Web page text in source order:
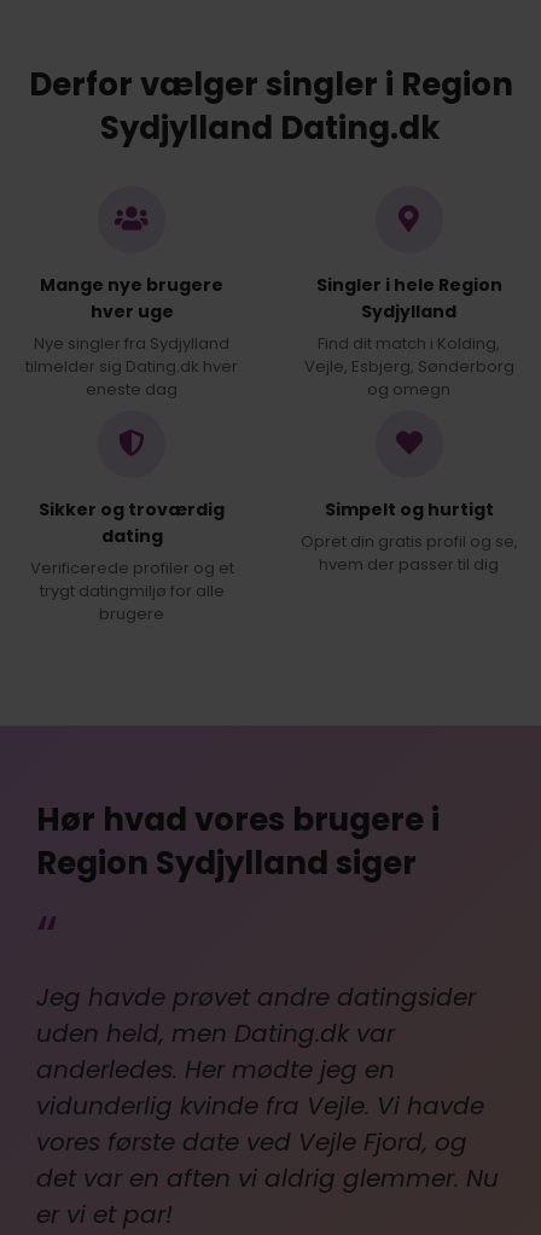
Derfor vælger singler i Region
Sydjylland Dating.dk
Mange nye brugere
hver uge
Nye singler fra Sydjylland
tilmelder sig Dating.dk hver
eneste dag
Singler i hele Region
Sydjylland
Find dit match i Kolding,
Vejle, Esbjerg, Sønderborg
og omegn
Sikker og troværdig
dating
Verificerede profiler og et
trygt datingmiljø for alle
brugere
Simpelt og hurtigt
Opret din gratis profil og se,
hvem der passer til dig
Hør hvad vores brugere i
Region Sydjylland siger
“
Jeg havde prøvet andre datingsider
uden held, men Dating.dk var
anderledes. Her mødte jeg en
vidunderlig kvinde fra Vejle. Vi havde
vores første date ved Vejle Fjord, og
det var en aften vi aldrig glemmer. Nu
er vi et par!